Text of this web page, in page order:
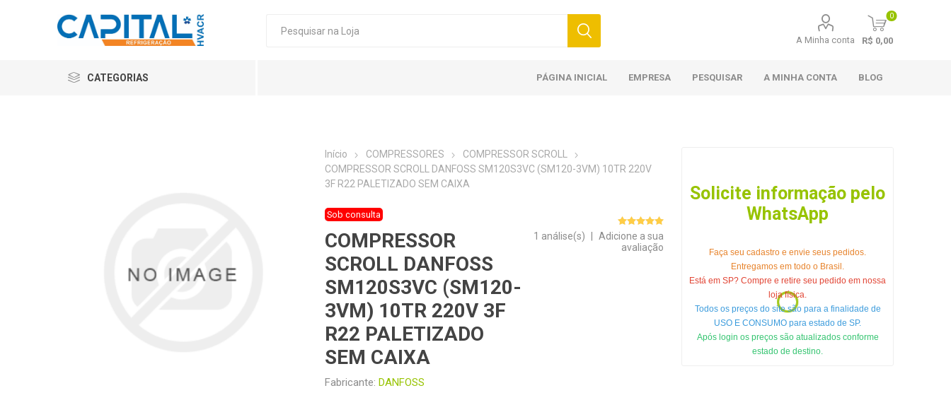
A Minha conta
0
R$ 0,00
CATEGORIAS PÁGINA INICIAL EMPRESA PESQUISAR A MINHA CONTA BLOG
Início COMPRESSORES
COMPRESSOR SCROLL
COMPRESSOR SCROLL DANFOSS SM120S3VC (SM120-3VM) 10TR 220V
3F R22 PALETIZADO SEM CAIXA
Sob consulta
COMPRESSOR
SCROLL DANFOSS
SM120S3VC (SM120-
3VM) 10TR 220V 3F
R22 PALETIZADO
SEM CAIXA
Fabricante: DANFOSS
1 análise(s)
Adicione a sua
avaliação
Solicite informação pelo
WhatsApp
Faça seu cadastro e envie seus pedidos.
Entregamos em todo o Brasil.
Está em SP? Compre e retire seu pedido em nossa
loja física.
Todos os preços do site são para a finalidade de
USO E CONSUMO para estado de SP.
Após login os preços são atualizados conforme
estado de destino.